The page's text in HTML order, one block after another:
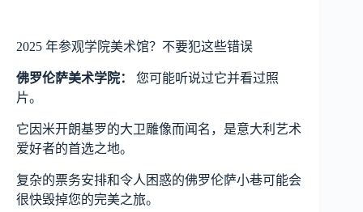
2025 年参观学院美术馆？不要犯这些错误
佛罗伦萨美术学院：
您可能听说过它并看过照
片。
它因米开朗基罗的大卫雕像而闻名，是意大利艺术
爱好者的首选之地。
复杂的票务安排和令人困惑的佛罗伦萨小巷可能会
很快毁掉您的完美之旅。